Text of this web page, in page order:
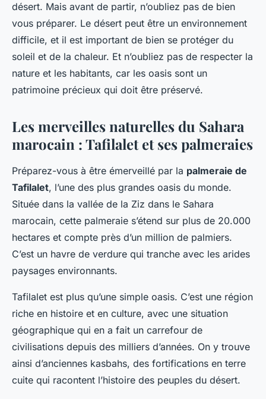
désert. Mais avant de partir, n’oubliez pas de bien
vous préparer. Le désert peut être un environnement
difficile, et il est important de bien se protéger du
soleil et de la chaleur. Et n’oubliez pas de respecter la
nature et les habitants, car les oasis sont un
patrimoine précieux qui doit être préservé.
Les merveilles naturelles du Sahara
marocain : Tafilalet et ses palmeraies
Préparez-vous à être émerveillé par la palmeraie de
Tafilalet, l’une des plus grandes oasis du monde.
Située dans la vallée de la Ziz dans le Sahara
marocain, cette palmeraie s’étend sur plus de 20.000
hectares et compte près d’un million de palmiers.
C’est un havre de verdure qui tranche avec les arides
paysages environnants.
Tafilalet est plus qu’une simple oasis. C’est une région
riche en histoire et en culture, avec une situation
géographique qui en a fait un carrefour de
civilisations depuis des milliers d’années. On y trouve
ainsi d’anciennes kasbahs, des fortifications en terre
cuite qui racontent l’histoire des peuples du désert.